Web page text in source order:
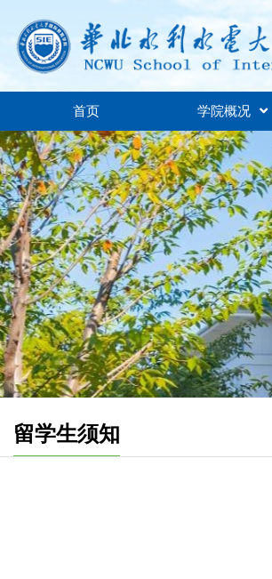
首页 学院概况
留学生须知